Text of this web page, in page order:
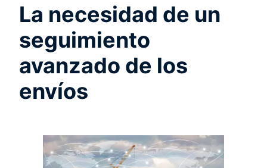
La necesidad de un
seguimiento
avanzado de los
envíos